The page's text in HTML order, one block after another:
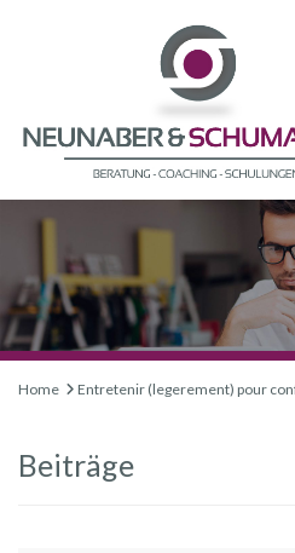
Home Entretenir (legerement) pour
Beiträge